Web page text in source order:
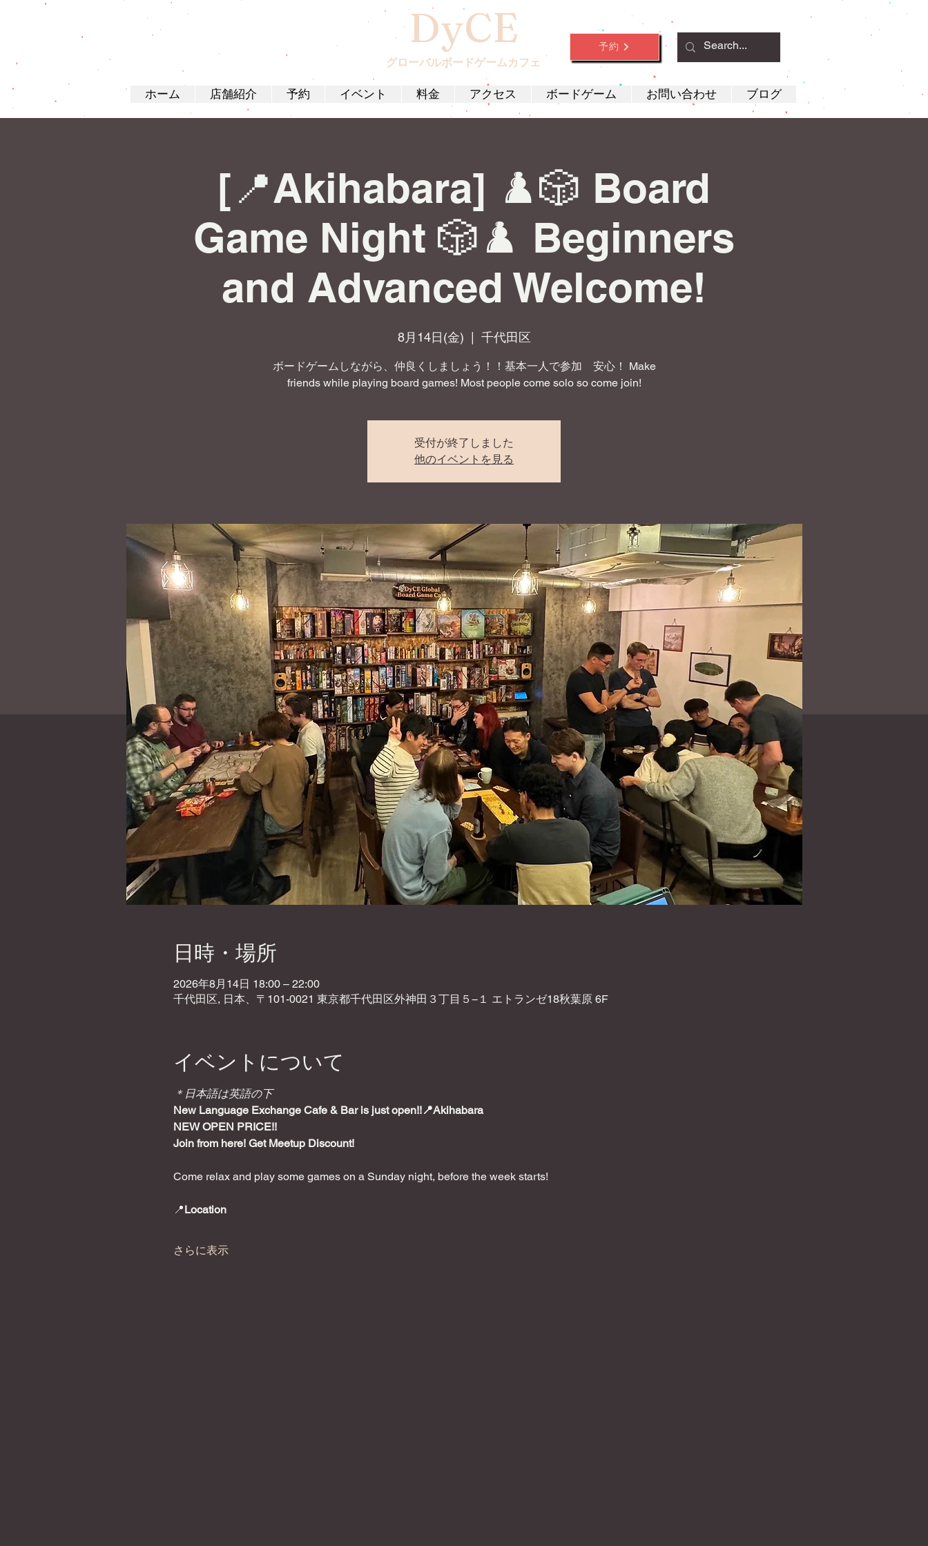
DyCE
グローバルボードゲームカフェ
予約
ホーム 店舗紹介 予約 イベント 料金 アクセス ボードゲーム お問い合わせ ブログ
[📍Akihabara] ♟️🎲 Board
Game Night 🎲♟️ Beginners
and Advanced Welcome!
8月14日(金) 千代田区
ボードゲームしながら、仲良くしましょう！！基本一人で参加 安心！ Make
friends while playing board games! Most people come solo so come join!
受付が終了しました
他のイベントを見る
日時・場所
2026年8月14日 18:00 – 22:00
千代田区, 日本、〒101-0021 東京都千代田区外神田３丁目５−１ エトランゼ18秋葉原 6F
イベントについて
＊日本語は英語の下
New Language Exchange Cafe & Bar is just open!!📍Akihabara
NEW OPEN PRICE!!
Join from here! Get Meetup Discount!
Come relax and play some games on a Sunday night, before the week starts!
📍Location
さらに表示